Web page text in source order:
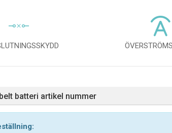
batteri artikel nummer